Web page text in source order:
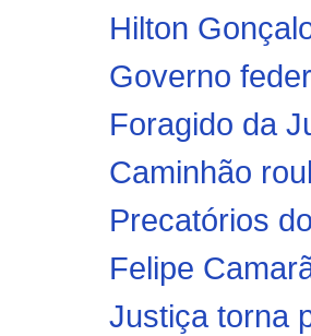
Hilton
Governo
Foragido da
Caminhão
Precatórios
Felipe
Justiça torna